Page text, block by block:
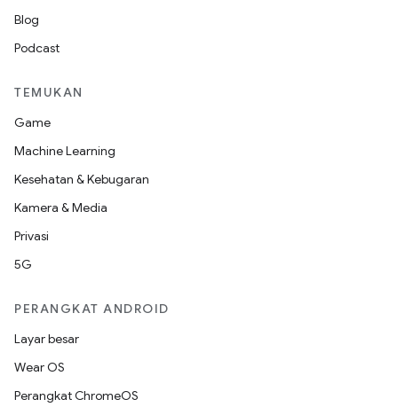
Blog
Podcast
TEMUKAN
Game
Machine Learning
Kesehatan & Kebugaran
Kamera & Media
Privasi
5G
PERANGKAT ANDROID
Layar besar
Wear OS
Perangkat ChromeOS